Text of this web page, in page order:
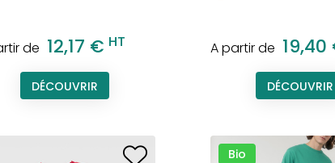
de 12,17 € HT
DÉCOUVRIR
A partir de 19,40
DÉCOUVRIR
Bio